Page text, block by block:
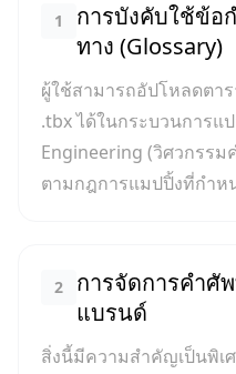
1
การบังคับใช้ข้อ
ทาง (Glossary)
ผู้ใช้สามารถอัปโหลดตา
.tbx ได้ในกระบวนการ
Engineering (วิศวกรรม
ตามกฎการแมปปิ้งที่กำห
2
การจัดการคำศั
แบรนด์
สิ่งนี้มีความสำคัญเป็นพิเ